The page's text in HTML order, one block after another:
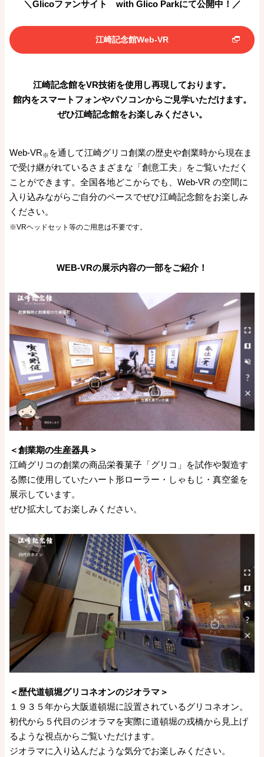
＼Glicoファンサイト with Glico Parkにて公開中！／
江崎記念館Web-VR
江崎記念館をVR技術を使用し再現しております。
館内をスマートフォンやパソコンからご見学いただけます。
ぜひ江崎記念館をお楽しみください。
Web-VR※ を通して江崎グリコ創業の歴史や創業時から現在ま
で受け継がれているさまざまな「創意工夫」をご覧いただく
ことができます。全国各地どこからでも、Web-VR の空間に
入り込みながらご自分のペースでぜひ江崎記念館をお楽しみ
ください。
※VRヘッドセット等のご用意は不要です。
WEB-VRの展示内容の一部をご紹介！
＜創業期の生産器具＞
江崎グリコの創業の商品栄養菓子「グリコ」を試作や製造す
る際に使用していたハート形ローラー・しゃもじ・真空釜を
展示しています。
ぜひ拡大してお楽しみください。
＜歴代道頓堀グリコネオンのジオラマ＞
１９３５年から大阪道頓堀に設置されているグリコネオン。
初代から５代目のジオラマを実際に道頓堀の戎橋から見上げ
るような視点からご覧いただけます。
ジオラマに入り込んだような気分でお楽しみください。